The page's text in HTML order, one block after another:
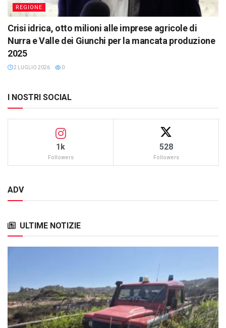
REGIONE
Crisi idrica, otto milioni alle imprese agricole di
Nurra e Valle dei Giunchi per la mancata produzione
2025
2 LUGLIO 2026 0
I NOSTRI SOCIAL
1k
Followers
528
Followers
ADV
ULTIME NOTIZIE